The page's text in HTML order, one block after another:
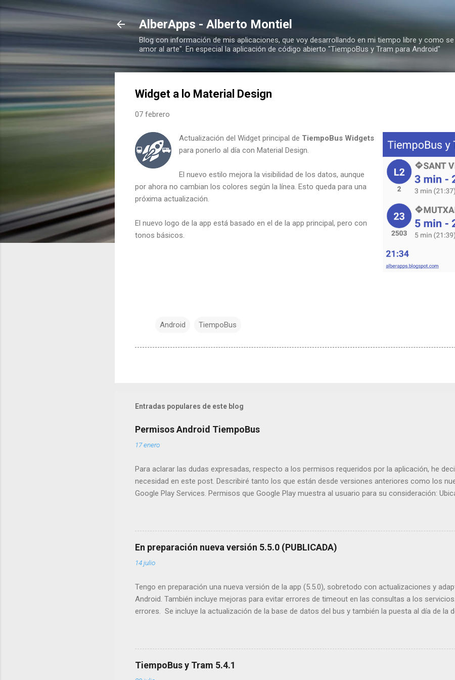
AlberApps - Alberto Montiel
Blog con información de mis aplicaciones, que voy desarrollando en mi tiempo libre y como
amor al arte". En especial la aplicación de código abierto "TiempoBus y Tram para Android"
Widget a lo Material Design
07 febrero
Actualización del Widget principal de TiempoBus Widgets
para ponerlo al día con Material Design.
El nuevo estilo mejora la visibilidad de los datos, aunque
por ahora no cambian los colores según la línea. Esto queda para una
próxima actualización.
El nuevo logo de la app está basado en el de la app principal, pero con
tonos básicos.
Android TiempoBus
Entradas populares de este blog
Permisos Android TiempoBus
17 enero
Para aclarar las dudas expresadas, respecto a los permisos requeridos por la aplicación, he
necesidad en este post. Describiré tanto los que están desde versiones anteriores como los
Google Play Services. Permisos que Google Play muestra al usuario para su consideración:
contenido de USB : Es el permiso requerido para acceder a la tarjeta SD. Funciones que lo
pantalla. Guarda la imagen a usar en la tarjeta SD. Copia de seguridad de la lista de favoritos. y
en el menú de la pantalla de favoritos. Acceso completo a red : Evidentemente acceso a
básica de la aplicación.
En preparación nueva versión 5.5.0 (PUBLICADA)
14 julio
Tengo en preparación una nueva versión de la app (5.5.0), sobretodo con actualizaciones y
Android. También incluye mejoras para evitar errores de timeout en las consultas a los
errores. Se incluye la actualización de la base de datos del bus y también la puesta al día de la
menos intentaré ir sacando alguna mejora para tenerla al día. Versión publicada y disponible en
también actualización del widget
TiempoBus y Tram 5.4.1